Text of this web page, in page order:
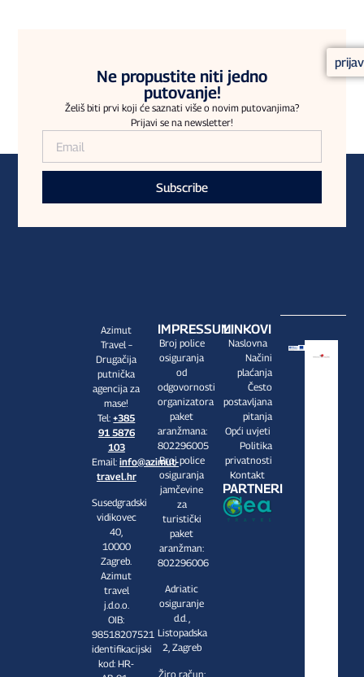
Ne propustite niti jedno
putovanje!
Želiš biti prvi koji će saznati više o novim putovanjima?
Prijavi se na newsletter!
Subscribe
Azimut
Travel –
Drugačija
putnička
agencija za
mase!
Tel:+385
91 5876
103
Email:info@azimut-
travel.hr
Susedgradski
vidikovec
40,
10000
Zagreb.
Azimut
travel
j.d.o.o.
OIB:
98518207521
identifikacijski
kod: HR-
IMPRESSUM
Broj police
osiguranja
od
odgovornosti
organizatora
paket
aranžmana:
802296005
Broj police
osiguranja
jamčevine
za
turistički
paket
aranžman:
802296006
Adriatic
osiguranje
d.d. ,
Listopadska
2, Zagreb
Žiro račun:
LINKOVI
Naslovna
Načini
plaćanja
Često
postavljana
pitanja
Opći uvjeti
Politika
privatnosti
Kontakt
PARTNERI